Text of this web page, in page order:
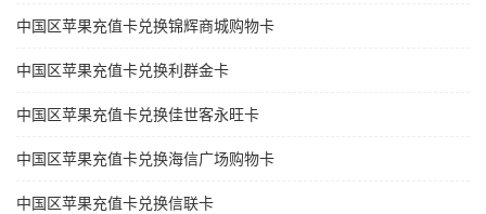
中国区苹果充值卡兑换锦辉商城购物卡
中国区苹果充值卡兑换利群金卡
中国区苹果充值卡兑换佳世客永旺卡
中国区苹果充值卡兑换海信广场购物卡
中国区苹果充值卡兑换信联卡